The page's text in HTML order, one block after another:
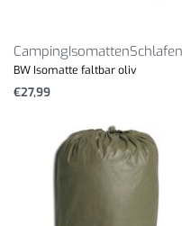
CampingIsomattenSchlafen
BW Isomatte faltbar oliv
€27,99